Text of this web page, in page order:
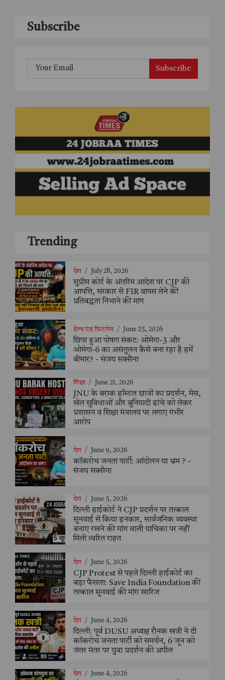
Subscribe
Subscribe
Trending
देश / July 28, 2026
सुप्रीम कोर्ट के अंतरिम आदेश पर CJP की
आपत्ति, सरकार से FIR वापस लेने की
प्रतिबद्धता निभाने की मांग
हेल्थ एंड फिटनेस / June 25, 2026
छिपा हुआ पोषण संकट: ओमेगा-3 और
ओमेगा-6 का असंतुलन कैसे बना रहा है हमें
बीमार? - संजय सक्सैना
शिक्षा / June 21, 2026
JNU के बराक हॉस्टल छात्रों का प्रदर्शन, मेस,
खेल सुविधाओं और बुनियादी ढांचे को लेकर
प्रशासन व शिक्षा मंत्रालय पर लगाए गंभीर
आरोप
देश / June 9, 2026
कॉकरोच जनता पार्टी: आंदोलन या भ्रम ? -
संजय सक्सैना
देश / June 5, 2026
दिल्ली हाईकोर्ट ने CJP प्रदर्शन पर तत्काल
सुनवाई से किया इनकार, सार्वजनिक व्यवस्था
बनाए रखने की मांग वाली याचिका पर नहीं
मिली त्वरित राहत
देश / June 5, 2026
CJP Protest से पहले दिल्ली हाईकोर्ट का
बड़ा फैसला: Save India Foundation की
तत्काल सुनवाई की मांग खारिज
देश / June 4, 2026
दिल्ली: पूर्व DUSU अध्यक्ष रौनक खत्री ने दी
कॉकरोच जनता पार्टी को समर्थन, 6 जून को
जंतर मंतर पर युवा प्रदर्शन की अपील
देश / June 4, 2026